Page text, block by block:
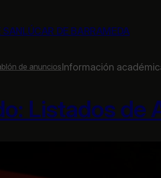
DE BARRAMEDA
de anunciosInformación
Listados de